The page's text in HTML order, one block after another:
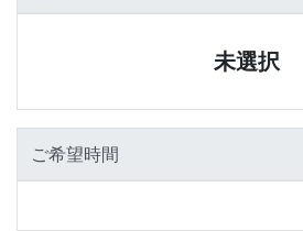
未選択
ご希望時間